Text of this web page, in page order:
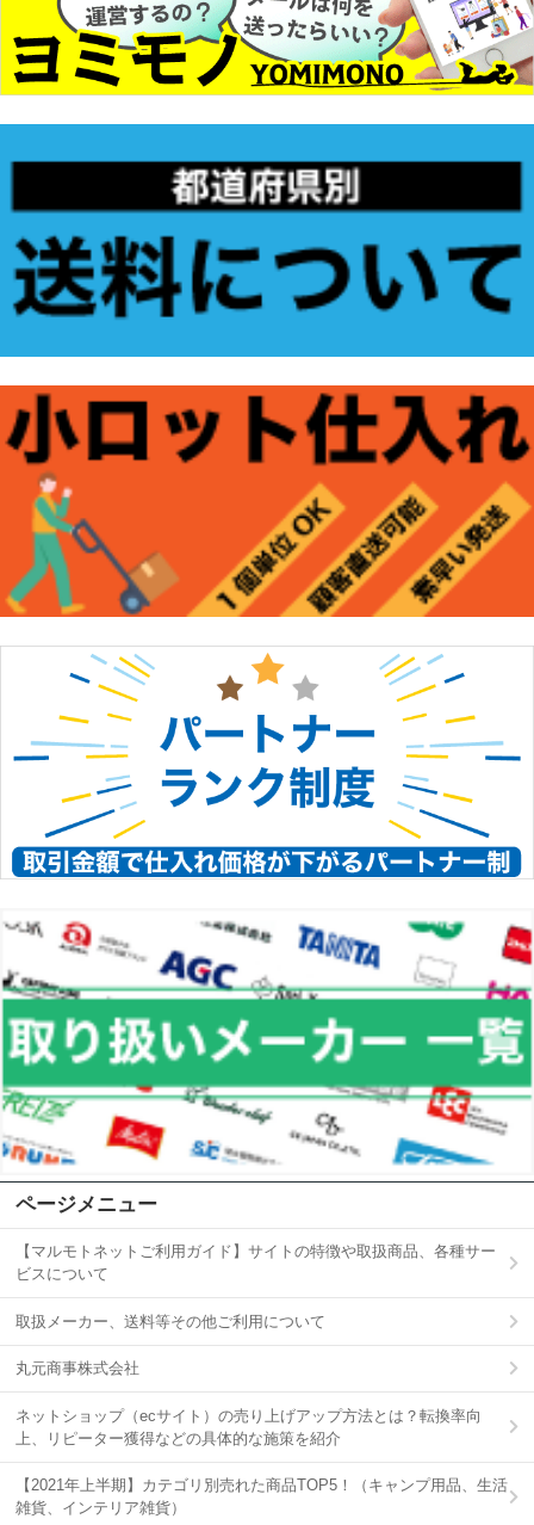
ページメニュー
【マルモトネットご利用ガイド】サイトの特徴や取扱商品、各種サー
ビスについて
取扱メーカー、送料等その他ご利用について
丸元商事株式会社
ネットショップ（ecサイト）の売り上げアップ方法とは？転換率向
上、リピーター獲得などの具体的な施策を紹介
【2021年上半期】カテゴリ別売れた商品TOP5！（キャンプ用品、生活
雑貨、インテリア雑貨）